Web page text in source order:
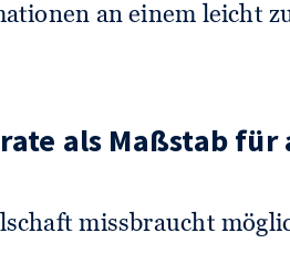
an einem leicht
als Maßstab für
missbraucht